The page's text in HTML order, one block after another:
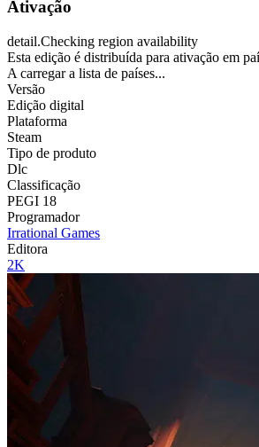
Ativação
detail.Checking region availability
Esta edição é distribuída para ativação em
A carregar a lista de países...
Versão
Edição digital
Plataforma
Steam
Tipo de produto
Dlc
Classificação
PEGI 18
Programador
Irrational Games
Editora
2K